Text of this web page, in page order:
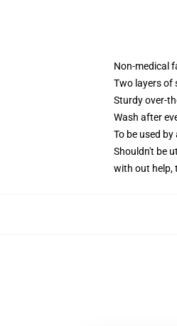
Non-medical
Two layers of
Sturdy over-
Wash after
To be used
Shouldn't be
with out help,